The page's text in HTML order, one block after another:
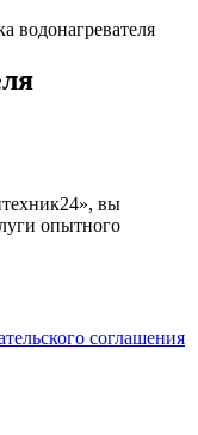
водонагревателя
вы
опытного
соглашения